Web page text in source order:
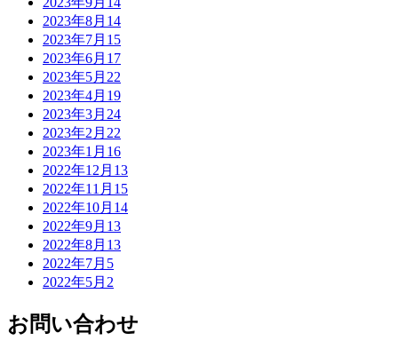
2023年8月 14
2023年7月 15
2023年6月 17
2023年5月 22
2023年4月 19
2023年3月 24
2023年2月 22
2023年1月 16
2022年12月 13
2022年11月 15
2022年10月 14
2022年9月 13
2022年8月 13
2022年7月 5
2022年5月 2
お問い合わせ